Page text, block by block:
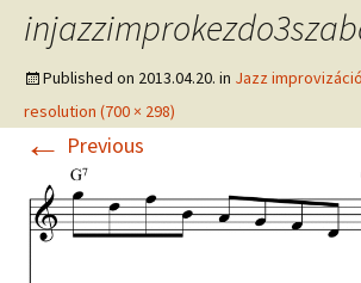
Published on 2013.04.20. in Jazz
resolution (700 × 298)
← Previous